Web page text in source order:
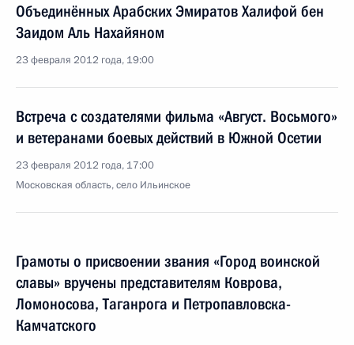
Объединённых Арабских Эмиратов Халифой бен
Заидом Аль Нахайяном
23 февраля 2012 года, 19:00
Встреча с создателями фильма «Август. Восьмого»
и ветеранами боевых действий в Южной Осетии
23 февраля 2012 года, 17:00
Московская область, село Ильинское
Грамоты о присвоении звания «Город воинской
славы» вручены представителям Коврова,
Ломоносова, Таганрога и Петропавловска-
Камчатского